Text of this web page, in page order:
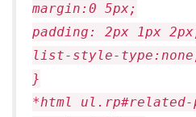
margin:0 5px;
padding: 2px 1px
list-style-
}
*html